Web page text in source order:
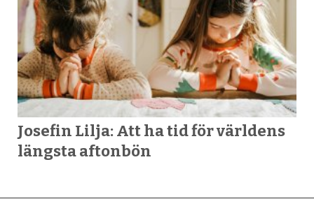
Josefin Lilja: Att ha tid för världens
längsta aftonbön